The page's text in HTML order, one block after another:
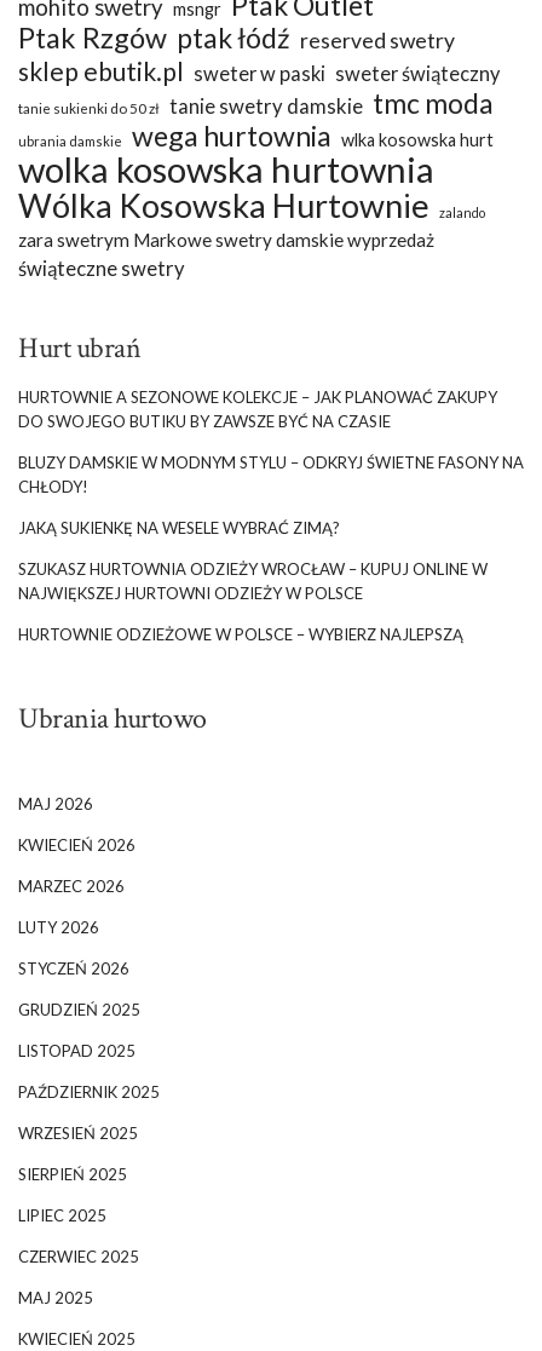
mohito swetry msngr
Ptak Rzgów ptak łódź reserved swetry
sklep ebutik.pl sweter w paski sweter świąteczny
tanie sukienki do 50 zł tanie swetry damskie tmc moda
ubrania damskie wega hurtownia wlka kosowska hurt
wolka kosowska hurtownia
Wólka Kosowska Hurtownie zalando
zara swetrym Markowe swetry damskie wyprzedaż
świąteczne swetry
Hurt ubrań
HURTOWNIE A SEZONOWE KOLEKCJE – JAK PLANOWAĆ ZAKUPY
DO SWOJEGO BUTIKU BY ZAWSZE BYĆ NA CZASIE
BLUZY DAMSKIE W MODNYM STYLU – ODKRYJ ŚWIETNE FASONY NA
CHŁODY!
JAKĄ SUKIENKĘ NA WESELE WYBRAĆ ZIMĄ?
SZUKASZ HURTOWNIA ODZIEŻY WROCŁAW – KUPUJ ONLINE W
NAJWIĘKSZEJ HURTOWNI ODZIEŻY W POLSCE
HURTOWNIE ODZIEŻOWE W POLSCE – WYBIERZ NAJLEPSZĄ
Ubrania hurtowo
MAJ 2026
KWIECIEŃ 2026
MARZEC 2026
LUTY 2026
STYCZEŃ 2026
GRUDZIEŃ 2025
LISTOPAD 2025
PAŹDZIERNIK 2025
WRZESIEŃ 2025
SIERPIEŃ 2025
LIPIEC 2025
CZERWIEC 2025
MAJ 2025
KWIECIEŃ 2025